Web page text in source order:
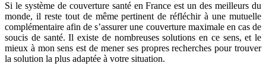
Si le système de couverture santé en France est un des meilleurs du
monde, il reste tout de même pertinent de réfléchir à une mutuelle
complémentaire afin de s’assurer une couverture maximale en cas de
soucis de santé. Il existe de nombreuses solutions en ce sens, et le
mieux à mon sens est de mener ses propres recherches pour trouver
la solution la plus adaptée à votre situation.